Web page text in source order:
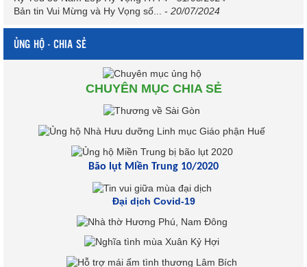
Bản tin Vui Mừng và Hy Vọng số...
- 20/07/2024
ỦNG HỘ - CHIA SẺ
CHUYÊN MỤC CHIA SẺ
Bão lụt Miền Trung 10/2020
Đại dịch Covid-19